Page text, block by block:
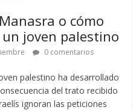
o cómo
joven palestino
0 comentarios
palestino ha desarrollado
del trato recibido
ignoran las peticiones